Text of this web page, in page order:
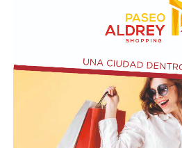
vuelve el trueque, ¿qué orden es
Kicillof y acusó al gobierno de
abandono deliberados" en
Además de Otermín, en la visita
economista estuvo
Seguridad bonaerense, Javier
inauguración de una Unidad
Inmediatas (UTOI).